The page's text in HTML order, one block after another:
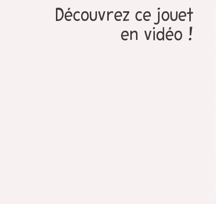
Découvrez ce jouet
en vidéo !